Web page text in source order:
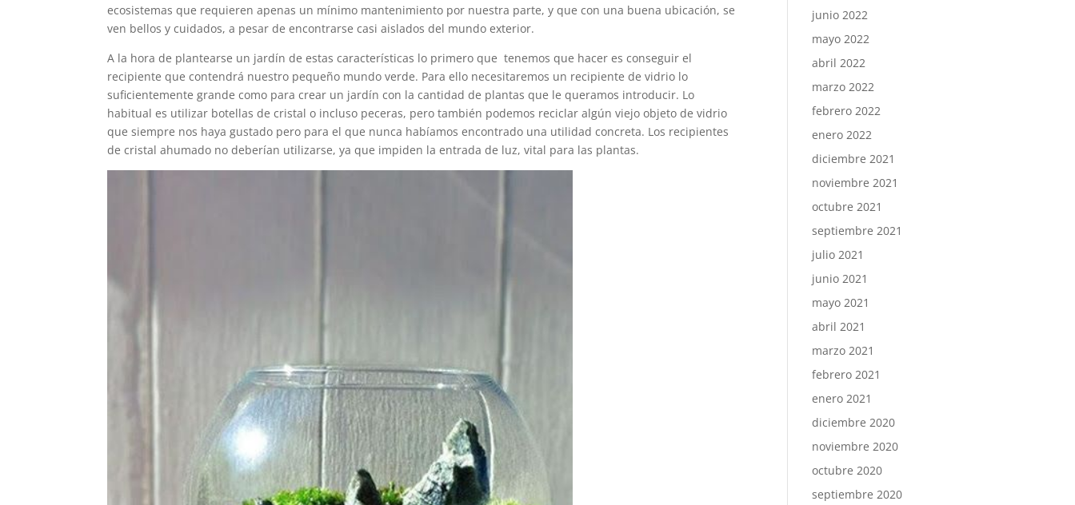
ecosistemas que requieren apenas un mínimo mantenimiento por nuestra parte, y que con una buena ubicación, se
ven bellos y cuidados, a pesar de encontrarse casi aislados del mundo exterior.
A la hora de plantearse un jardín de estas características lo primero que tenemos que hacer es conseguir el
recipiente que contendrá nuestro pequeño mundo verde. Para ello necesitaremos un recipiente de vidrio lo
suficientemente grande como para crear un jardín con la cantidad de plantas que le queramos introducir. Lo
habitual es utilizar botellas de cristal o incluso peceras, pero también podemos reciclar algún viejo objeto de vidrio
que siempre nos haya gustado pero para el que nunca habíamos encontrado una utilidad concreta. Los recipientes
de cristal ahumado no deberían utilizarse, ya que impiden la entrada de luz, vital para las plantas.
junio 2022
mayo 2022
abril 2022
marzo 2022
febrero 2022
enero 2022
diciembre 2021
noviembre 2021
octubre 2021
septiembre 2021
julio 2021
junio 2021
mayo 2021
abril 2021
marzo 2021
febrero 2021
enero 2021
diciembre 2020
noviembre 2020
octubre 2020
septiembre 2020